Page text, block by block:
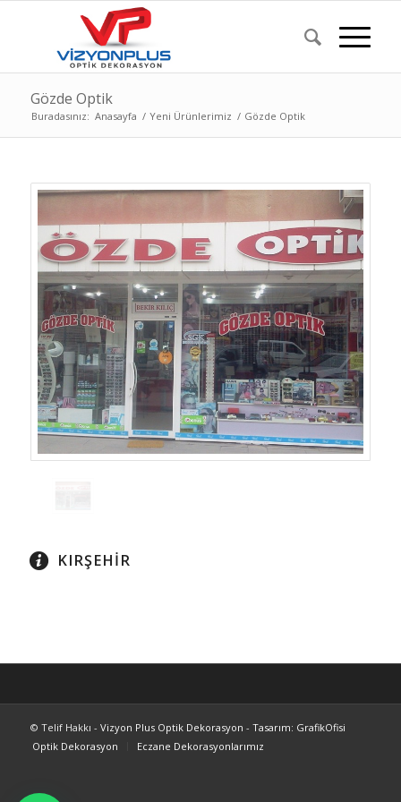
Gözde Optik
Buradasınız: Anasayfa / Yeni Ürünlerimiz / Gözde Optik
KIRŞEHİR
© Telif Hakkı - Vizyon Plus Optik Dekorasyon - Tasarım: GrafikOfisi
Optik Dekorasyon
Eczane Dekorasyonlarımız